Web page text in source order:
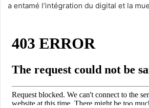
a entamé l’intégration du digital et la mue